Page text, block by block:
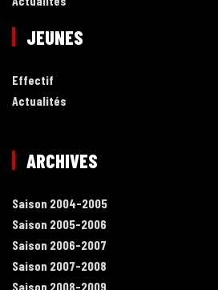
JEUNES
Effectif
Actualités
ARCHIVES
Saison 2004-2005
Saison 2005-2006
Saison 2006-2007
Saison 2007-2008
Saison 2008-2009